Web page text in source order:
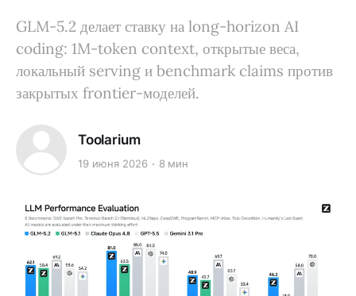
GLM-5.2 делает ставку на long-horizon AI
coding: 1M-token context, открытые веса,
локальный serving и benchmark claims против
закрытых frontier-моделей.
Toolarium
19 июня 2026 8 мин